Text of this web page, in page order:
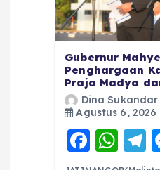
Gubernur
Penghargaan
Praja Madya
Dina Sukandar
Agustus 6, 2026
F
a
W
h
T